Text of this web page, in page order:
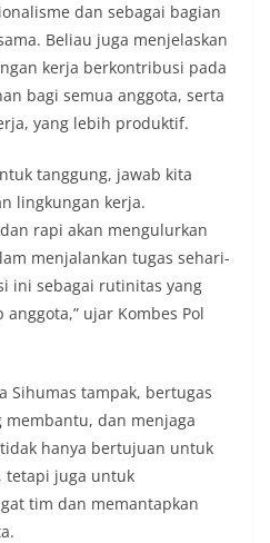
dan sebagai bagian
Beliau juga menjelaskan
kerja berkontribusi pada
bagi semua anggota, serta
yang lebih produktif.
tanggung, jawab kita
lingkungan kerja.
rapi akan mengulurkan
menjalankan tugas sehari-
ini sebagai rutinitas yang
ujar Kombes Pol
Sihumas tampak, bertugas
membantu, dan menjaga
hanya bertujuan untuk
tetapi juga untuk
tim dan memantapkan